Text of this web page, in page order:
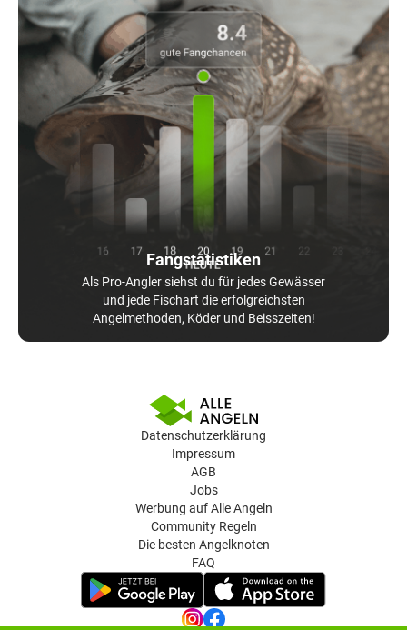
Fangstatistiken
Als Pro-Angler siehst du für jedes Gewässer
und jede Fischart die erfolgreichsten
Angelmethoden, Köder und Beisszeiten!
Datenschutzerklärung
Impressum
AGB
Jobs
Werbung auf Alle Angeln
Community Regeln
Die besten Angelknoten
FAQ